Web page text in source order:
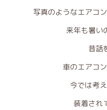
写真のようなエアコ
来年も暑い
昔話
車のエアコ
今では考
装着され